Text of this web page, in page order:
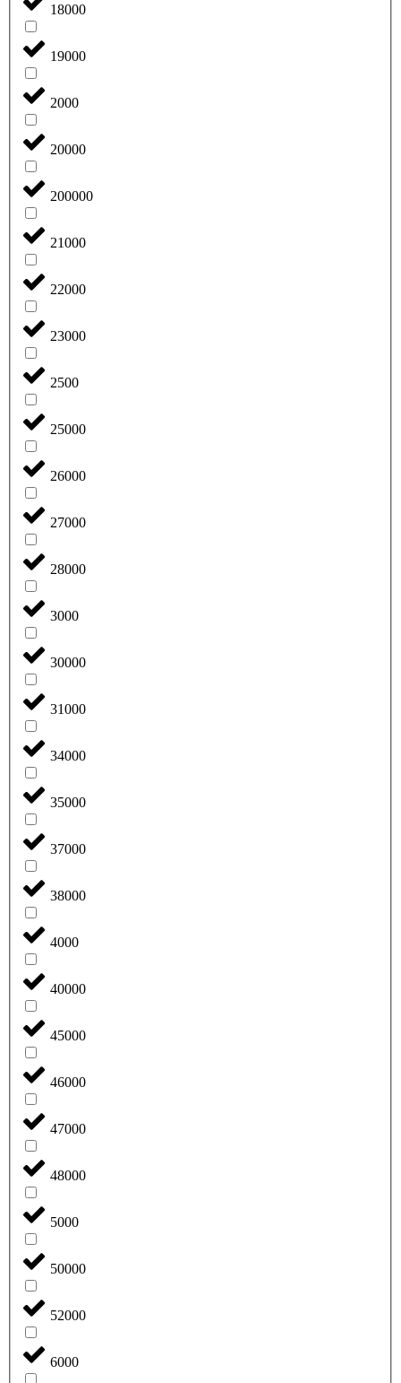
18000
19000
2000
20000
200000
21000
22000
23000
2500
25000
26000
27000
28000
3000
30000
31000
34000
35000
37000
38000
4000
40000
45000
46000
47000
48000
5000
50000
52000
6000